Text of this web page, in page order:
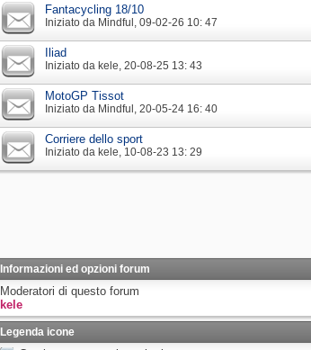
Fantacycling 18/10
Iniziato da Mindful‎, 09-02-26 10: 47
Iliad
Iniziato da kele‎, 20-08-25 13: 43
MotoGP Tissot
Iniziato da Mindful‎, 20-05-24 16: 40
Corriere dello sport
Iniziato da kele‎, 10-08-23 13: 29
Informazioni ed opzioni forum
Moderatori di questo forum
kele
Legenda icone